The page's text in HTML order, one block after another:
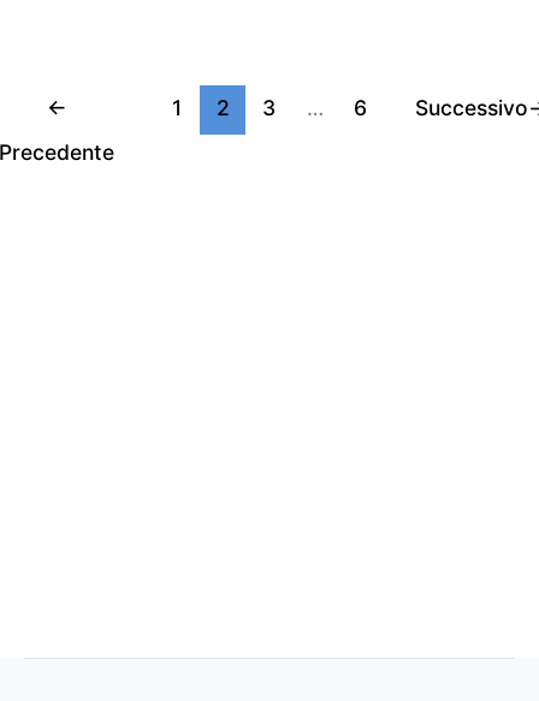
←
Precedente
1 2 3 … 6 Successivo